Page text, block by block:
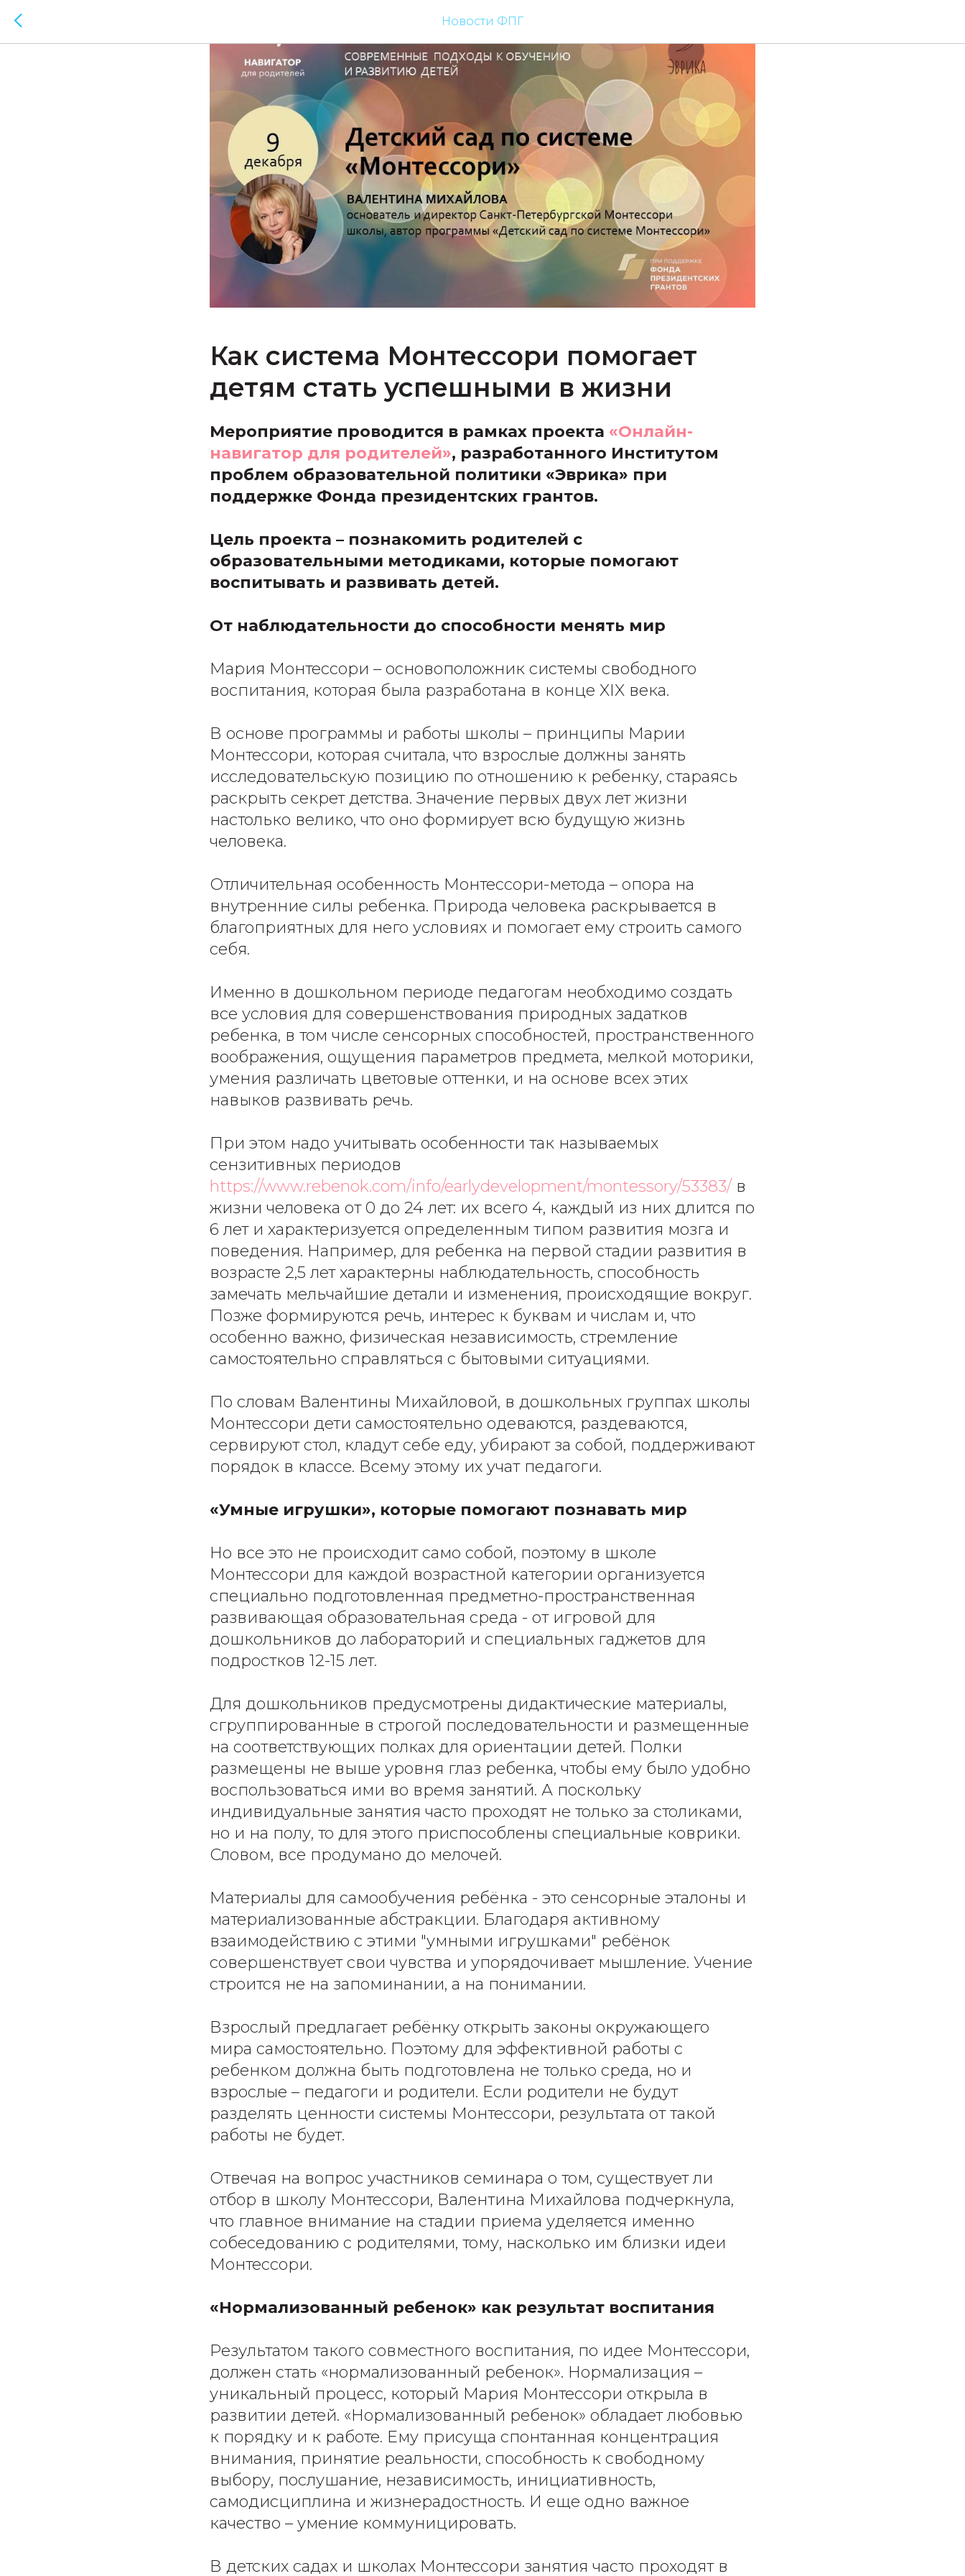
Новости ФПГ
Как система Монтессори помогает
детям стать успешными в жизни
Мероприятие проводится в рамках проекта «Онлайн-
навигатор для родителей», разработанного Институтом
проблем образовательной политики «Эврика» при
поддержке Фонда президентских грантов.
Цель проекта – познакомить родителей с
образовательными методиками, которые помогают
воспитывать и развивать детей.
От наблюдательности до способности менять мир
Мария Монтессори – основоположник системы свободного
воспитания, которая была разработана в конце XIX века.
В основе программы и работы школы – принципы Марии
Монтессори, которая считала, что взрослые должны занять
исследовательскую позицию по отношению к ребенку, стараясь
раскрыть секрет детства. Значение первых двух лет жизни
настолько велико, что оно формирует всю будущую жизнь
человека.
Отличительная особенность Монтессори-метода – опора на
внутренние силы ребенка. Природа человека раскрывается в
благоприятных для него условиях и помогает ему строить самого
себя.
Именно в дошкольном периоде педагогам необходимо создать
все условия для совершенствования природных задатков
ребенка, в том числе сенсорных способностей, пространственного
воображения, ощущения параметров предмета, мелкой моторики,
умения различать цветовые оттенки, и на основе всех этих
навыков развивать речь.
При этом надо учитывать особенности так называемых
сензитивных периодов
https://www.rebenok.com/info/earlydevelopment/montessory/53383/ в
жизни человека от 0 до 24 лет: их всего 4, каждый из них длится по
6 лет и характеризуется определенным типом развития мозга и
поведения. Например, для ребенка на первой стадии развития в
возрасте 2,5 лет характерны наблюдательность, способность
замечать мельчайшие детали и изменения, происходящие вокруг.
Позже формируются речь, интерес к буквам и числам и, что
особенно важно, физическая независимость, стремление
самостоятельно справляться с бытовыми ситуациями.
По словам Валентины Михайловой, в дошкольных группах школы
Монтессори дети самостоятельно одеваются, раздеваются,
сервируют стол, кладут себе еду, убирают за собой, поддерживают
порядок в классе. Всему этому их учат педагоги.
«Умные игрушки», которые помогают познавать мир
Но все это не происходит само собой, поэтому в школе
Монтессори для каждой возрастной категории организуется
специально подготовленная предметно-пространственная
развивающая образовательная среда - от игровой для
дошкольников до лабораторий и специальных гаджетов для
подростков 12-15 лет.
Для дошкольников предусмотрены дидактические материалы,
сгруппированные в строгой последовательности и размещенные
на соответствующих полках для ориентации детей. Полки
размещены не выше уровня глаз ребенка, чтобы ему было удобно
воспользоваться ими во время занятий. А поскольку
индивидуальные занятия часто проходят не только за столиками,
но и на полу, то для этого приспособлены специальные коврики.
Словом, все продумано до мелочей.
Материалы для самообучения ребёнка - это сенсорные эталоны и
материализованные абстракции. Благодаря активному
взаимодействию с этими "умными игрушками" ребёнок
совершенствует свои чувства и упорядочивает мышление. Учение
строится не на запоминании, а на понимании.
Взрослый предлагает ребёнку открыть законы окружающего
мира самостоятельно. Поэтому для эффективной работы с
ребенком должна быть подготовлена не только среда, но и
взрослые – педагоги и родители. Если родители не будут
разделять ценности системы Монтессори, результата от такой
работы не будет.
Отвечая на вопрос участников семинара о том, существует ли
отбор в школу Монтессори, Валентина Михайлова подчеркнула,
что главное внимание на стадии приема уделяется именно
собеседованию с родителями, тому, насколько им близки идеи
Монтессори.
«Нормализованный ребенок» как результат воспитания
Результатом такого совместного воспитания, по идее Монтессори,
должен стать «нормализованный ребенок». Нормализация –
уникальный процесс, который Мария Монтессори открыла в
развитии детей. «Нормализованный ребенок» обладает любовью
к порядку и к работе. Ему присуща спонтанная концентрация
внимания, принятие реальности, способность к свободному
выбору, послушание, независимость, инициативность,
самодисциплина и жизнерадостность. И еще одно важное
качество – умение коммуницировать.
В детских садах и школах Монтессори занятия часто проходят в